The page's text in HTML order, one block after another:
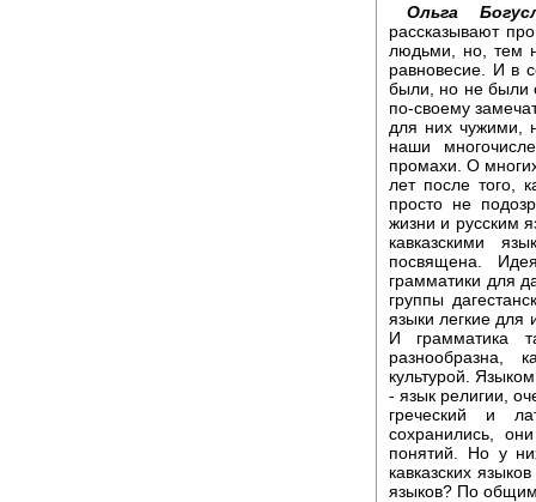
Ольга
рассказывают
людьми, но, тем
равновесие. И в
были, но не были
по-своему
для них чужими,
наши
промахи. О
лет после того,
просто не
жизни и русским
кавказскими
посвящена.
грамматики для
группы
языки легкие для
И грамматика
разнообразна,
культурой.
- язык религии,
греческий и
сохранились,
понятий. Но у
кавказских
языков? По